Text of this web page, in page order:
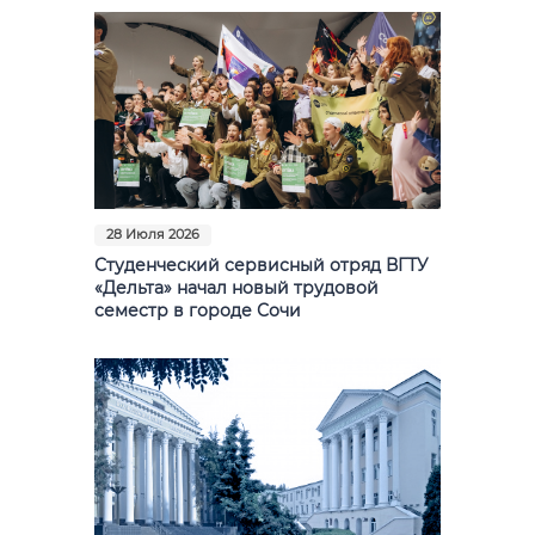
28 Июля 2026
Студенческий сервисный отряд ВГТУ
«Дельта» начал новый трудовой
семестр в городе Сочи